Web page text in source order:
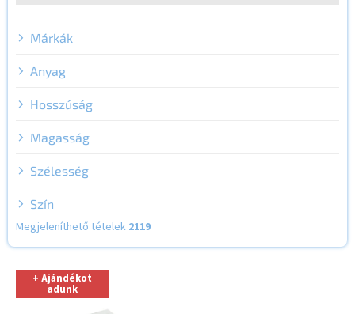
Márkák
Anyag
Hosszúság
Magasság
Szélesség
Szín
Megjeleníthető tételek 2119
T
+ Ajándékot
adunk